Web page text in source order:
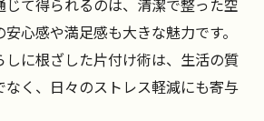
て得られるのは、清潔で整った空
心感や満足感も大きな魅力です。
しに根ざした片付け術は、生活の質
なく、日々のストレス軽減にも寄与